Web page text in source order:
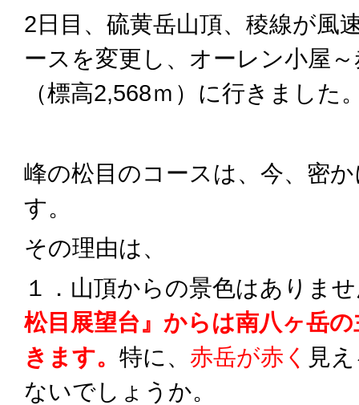
2日目、硫黄岳山頂、稜線が風
ースを変更し、オーレン小屋
（標高2,568ｍ）に行きました
峰の松目のコースは、今、密
す。
その理由は、
１．山頂からの景色はありま
松目 展望台』からは南八ヶ岳
きます。 特に、 赤岳が赤く 見
ないでしょうか。